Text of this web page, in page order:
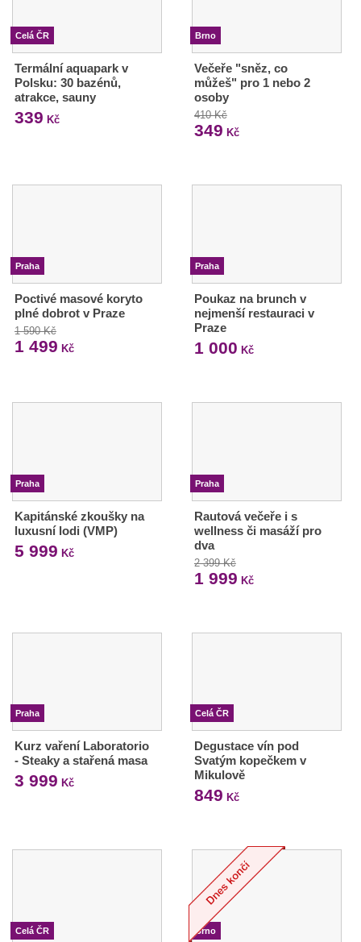
Celá ČR
Termální aquapark v
Polsku: 30 bazénů,
atrakce, sauny
339 Kč
Brno
Večeře "sněz, co
můžeš" pro 1 nebo 2
osoby
410 Kč
349 Kč
Praha
Poctivé masové koryto
plné dobrot v Praze
1 590 Kč
1 499 Kč
Praha
Poukaz na brunch v
nejmenší restauraci v
Praze
1 000 Kč
Praha
Kapitánské zkoušky na
luxusní lodi (VMP)
5 999 Kč
Praha
Rautová večeře i s
wellness či masáží pro
dva
2 399 Kč
1 999 Kč
Praha
Kurz vaření Laboratorio
- Steaky a stařená masa
3 999 Kč
Celá ČR
Degustace vín pod
Svatým kopečkem v
Mikulově
849 Kč
Celá ČR Brno